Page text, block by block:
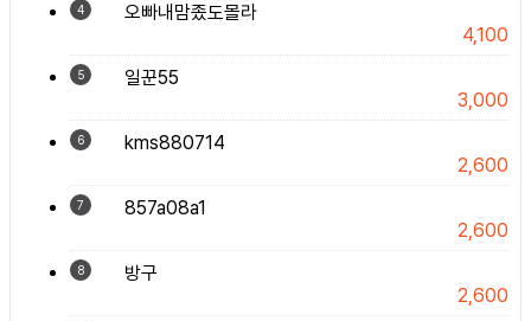
4
오빠내맘좄도몰라
4,100
5
일꾼55
3,000
6
kms880714
2,600
7
857a08a1
2,600
8
방구
2,600